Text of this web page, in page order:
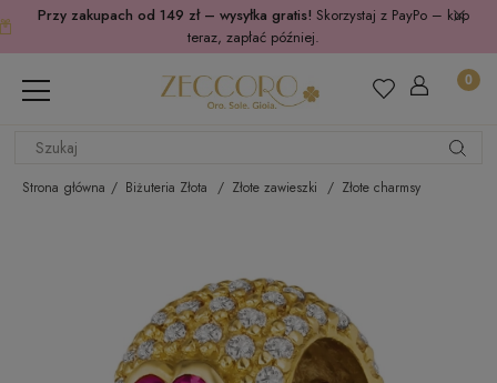
Przy zakupach od 149 zł – wysyłka gratis! Skorzystaj z PayPo – kup
teraz, zapłać później.
Strona główna Biżuteria Złota Złote zawieszki Złote charmsy